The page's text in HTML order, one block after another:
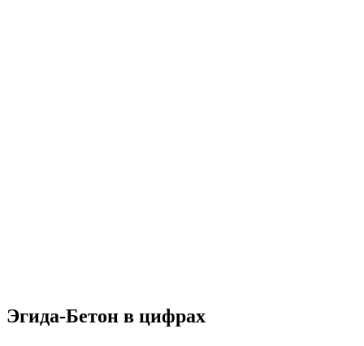
Эгида-Бетон в цифрах